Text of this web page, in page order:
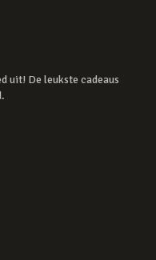
uit! De leukste cadeaus